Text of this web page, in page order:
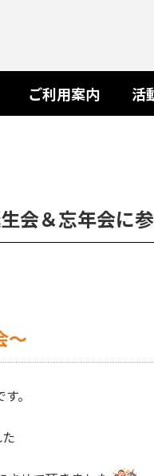
ご利用案内 活
会＆忘年会に
～
。